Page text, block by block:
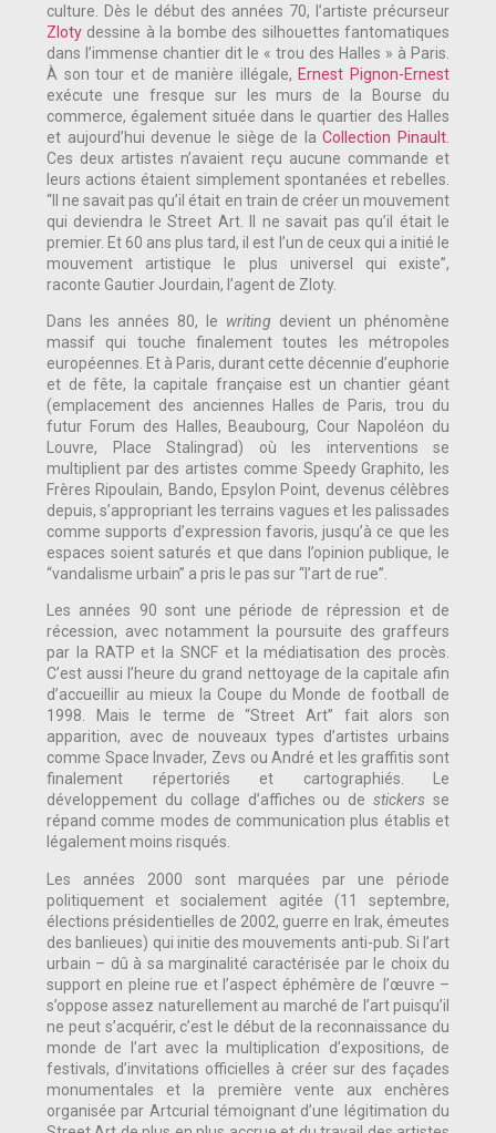
culture. Dès le début des années 70, l’artiste précurseur
Zloty dessine à la bombe des silhouettes fantomatiques
dans l’immense chantier dit le « trou des Halles » à Paris.
À son tour et de manière illégale, Ernest Pignon-Ernest
exécute une fresque sur les murs de la Bourse du
commerce, également située dans le quartier des Halles
et aujourd’hui devenue le siège de laCollection Pinault
Ces deux artistes n’avaient reçu aucune commande et
leurs actions étaient simplement spontanées et rebelles.
“Il ne savait pas qu’il était en train de créer un mouvement
qui deviendra le Street Art. Il ne savait pas qu’il était le
premier. Et 60 ans plus tard, il est l’un de ceux qui a initié le
mouvement artistique le plus universel qui existe”,
raconte Gautier Jourdain, l’agent de Zloty.
Dans les années 80, le writing devient un phénomène
massif qui touche finalement toutes les métropoles
européennes. Et à Paris, durant cette décennie d’euphorie
et de fête, la capitale française est un chantier géant
(emplacement des anciennes Halles de Paris, trou du
futur Forum des Halles, Beaubourg, Cour Napoléon du
Louvre, Place Stalingrad) où les interventions se
multiplient par des artistes comme Speedy Graphito, les
Frères Ripoulain, Bando, Epsylon Point, devenus célèbres
depuis, s’appropriant les terrains vagues et les palissades
comme supports d’expression favoris, jusqu’à ce que les
espaces soient saturés et que dans l’opinion publique, le
“vandalisme urbain” a pris le pas sur “l’art de rue”.
Les années 90 sont une période de répression et de
récession, avec notamment la poursuite des graffeurs
par la RATP et la SNCF et la médiatisation des procès.
C’est aussi l’heure du grand nettoyage de la capitale afin
d’accueillir au mieux la Coupe du Monde de football de
1998. Mais le terme de “Street Art” fait alors son
apparition, avec de nouveaux types d’artistes urbains
comme Space Invader, Zevs ou André et les graffitis sont
finalement répertoriés et cartographiés. Le
développement du collage d’affiches ou destickers se
répand comme modes de communication plus établis et
légalement moins risqués.
Les années 2000 sont marquées par une période
politiquement et socialement agitée (11 septembre,
élections présidentielles de 2002, guerre en Irak, émeutes
des banlieues) qui initie des mouvements anti-pub. Si l’art
urbain – dû à sa marginalité caractérisée par le choix du
support en pleine rue et l’aspect éphémère de l’œuvre –
s’oppose assez naturellement au marché de l’art puisqu’il
ne peut s’acquérir, c’est le début de la reconnaissance du
monde de l’art avec la multiplication d’expositions, de
festivals, d’invitations officielles à créer sur des façades
monumentales et la première vente aux enchères
organisée par Artcurial témoignant d’une légitimation du